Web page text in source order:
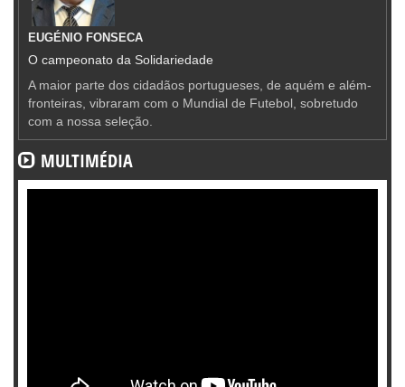
EUGÉNIO FONSECA
O campeonato da Solidariedade
A maior parte dos cidadãos portugueses, de aquém e além-
fronteiras, vibraram com o Mundial de Futebol, sobretudo
com a nossa seleção.
MULTIMÉDIA